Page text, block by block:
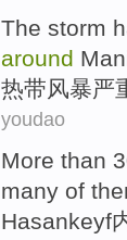
The storm
around
热带风暴严
youdao
More than
many of
Hasankeyf